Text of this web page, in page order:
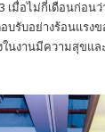
เมื่อไม่กี่เดือนก่อน
บรับอย่างร้อนแรง
นงานมีความสุขแล